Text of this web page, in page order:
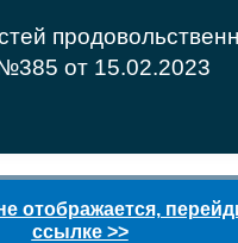
от 15.02.2023
отображается,
ссылке >>